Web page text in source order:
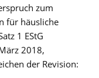
zum
für häusliche
1 EStG
2018,
der Revision: